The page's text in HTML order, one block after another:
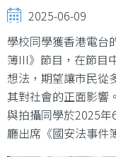
2025-06-09
學校同學獲香港電台
簿III》節目，在節目
想法，期望讓市民從
其對社會的正面影響
與拍攝同學於2025
廳出席《國安法事件